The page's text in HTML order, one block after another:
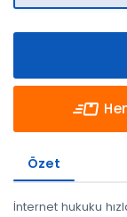
Özet
İnternet hukuku